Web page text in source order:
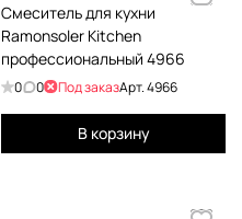
Смеситель для кухни
Ramonsoler Kitchen
профессиональный 4966
0 0 Под заказАрт.4966
В корзину